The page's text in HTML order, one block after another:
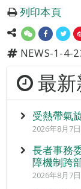
列印本頁
NEWS-1-4-
最
受熱帶氣
2026年8月7
長者事務
障機制跨
2026年8月7